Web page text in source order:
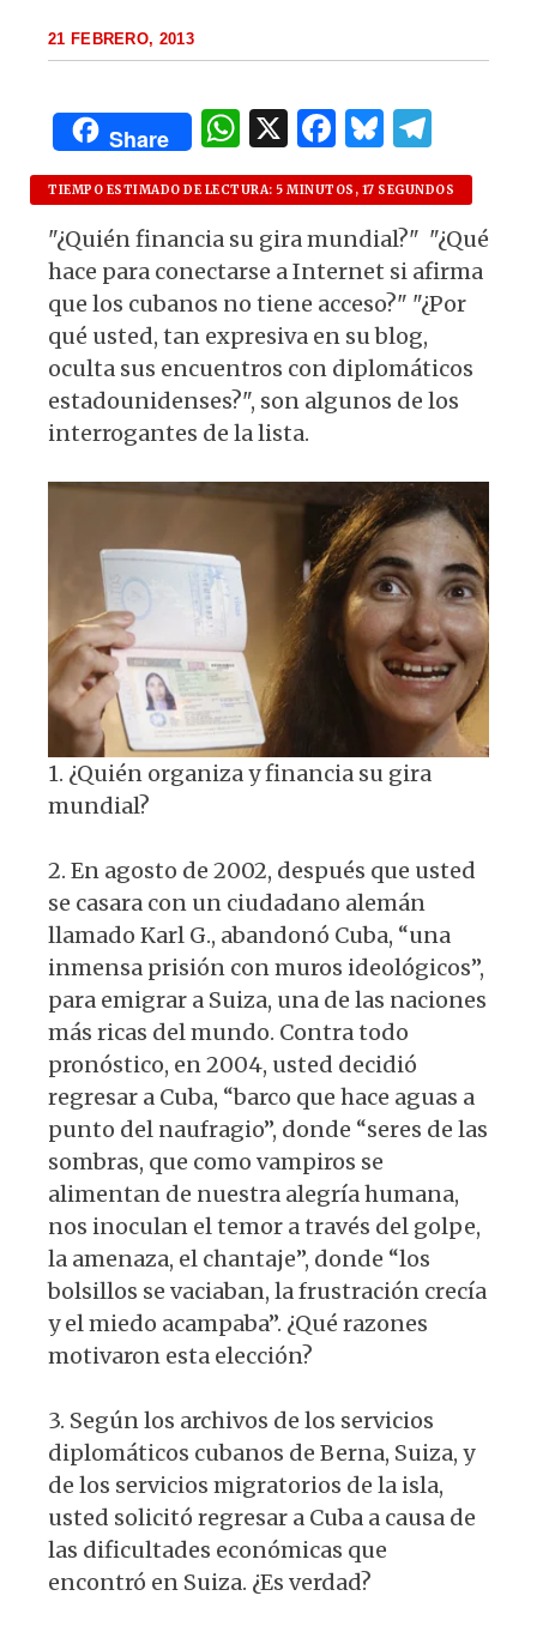
21 FEBRERO, 2013
Share
W
h
at
s
A
p
p
X F
a
c
e
b
o
o
k
B
lu
es
k
y
el
e
g
ra
m
TIEMPO ESTIMADO DE LECTURA: 5 MINUTOS, 17 SEGUNDOS
"¿Quién financia su gira mundial?" "¿Qué
hace para conectarse a Internet si afirma
que los cubanos no tiene acceso?" "¿Por
qué usted, tan expresiva en su blog,
oculta sus encuentros con diplomáticos
estadounidenses?", son algunos de los
interrogantes de la lista.
1. ¿Quién organiza y financia su gira
mundial?
2. En agosto de 2002, después que usted
se casara con un ciudadano alemán
llamado Karl G., abandonó Cuba, “una
inmensa prisión con muros ideológicos”,
para emigrar a Suiza, una de las naciones
más ricas del mundo. Contra todo
pronóstico, en 2004, usted decidió
regresar a Cuba, “barco que hace aguas a
punto del naufragio”, donde “seres de las
sombras, que como vampiros se
alimentan de nuestra alegría humana,
nos inoculan el temor a través del golpe,
la amenaza, el chantaje”, donde “los
bolsillos se vaciaban, la frustración crecía
y el miedo acampaba”. ¿Qué razones
motivaron esta elección?
3. Según los archivos de los servicios
diplomáticos cubanos de Berna, Suiza, y
de los servicios migratorios de la isla,
usted solicitó regresar a Cuba a causa de
las dificultades económicas que
encontró en Suiza. ¿Es verdad?